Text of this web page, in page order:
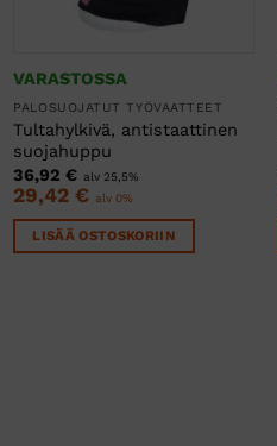
VARASTOSSA
PALOSUOJATUT TYÖVAATTEET
Tultahylkivä, antistaattinen
suojahuppu
36,92€ alv 25,5%
29,42€ alv 0%
LISÄÄ OSTOSKORIIN